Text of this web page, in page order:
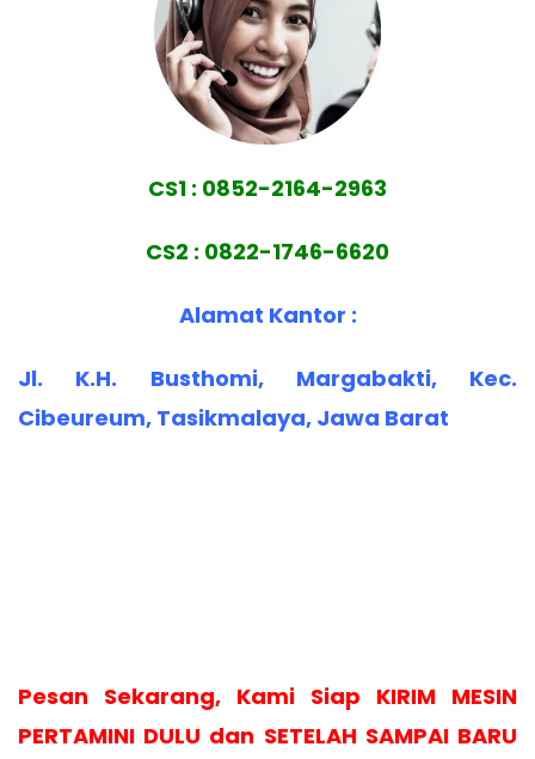
CS1 : 0852-2164-2963
CS2 : 0822-1746-6620
Alamat Kantor :
Jl. K.H. Busthomi, Margabakti, Kec.
Cibeureum, Tasikmalaya, Jawa Barat
Pesan Sekarang, Kami Siap KIRIM MESIN
PERTAMINI DULU dan SETELAH SAMPAI BARU